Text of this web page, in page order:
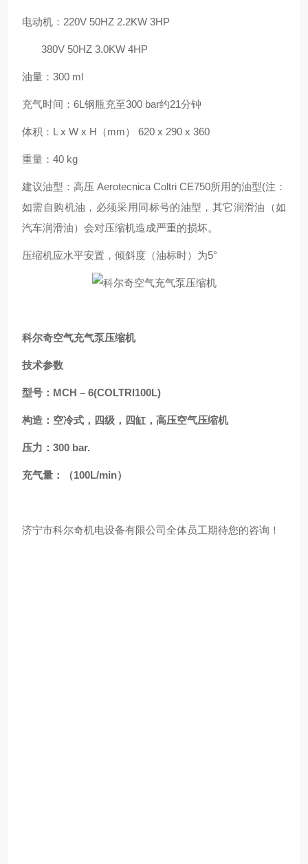
电动机： 220V 50HZ 2.2KW 3HP
380V 50HZ 3.0KW 4HP
油量： 300 ml
充气时间： 6L钢瓶充至300 bar约21分钟
体积： L x W x H（mm） 620 x 290 x 360
重量： 40 kg
建议油型：高压 Aerotecnica Coltri CE750所用的油型(注：
如需自购机油，必须采用同标号的油型，其它润滑油（如
汽车润滑油）会对压缩机造成严重的损坏。
压缩机应水平安置，倾斜度（油标时）为5°
科尔奇空气充气泵压缩机
技术参数
型号：MCH – 6(COLTRI100L)
构造：空冷式，四级，四缸，高压空气压缩机
压力：300 bar.
充气量：（100L/min）
济宁市科尔奇机电设备有限公司全体员工期待您的咨询！